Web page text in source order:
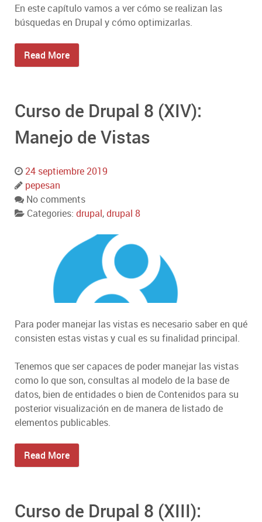
En este capítulo vamos a ver cómo se realizan las
búsquedas en Drupal y cómo optimizarlas.
Read More
Curso de Drupal 8 (XIV):
Manejo de Vistas
24 septiembre 2019
pepesan
No comments
Categories: drupal,drupal 8
Para poder manejar las vistas es necesario saber en qué
consisten estas vistas y cual es su finalidad principal.
Tenemos que ser capaces de poder manejar las vistas
como lo que son, consultas al modelo de la base de
datos, bien de entidades o bien de Contenidos para su
posterior visualización en de manera de listado de
elementos publicables.
Read More
Curso de Drupal 8 (XIII):